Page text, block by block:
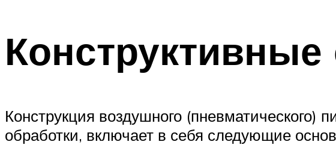
Конструктивные
Конструкция воздушного (пневматического)
обработки, включает в себя следующие